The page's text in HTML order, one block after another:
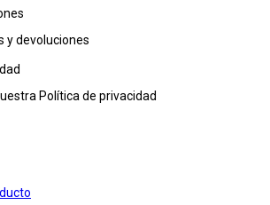
y devoluciones
Política de privacidad